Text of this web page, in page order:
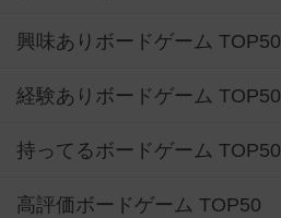
興味ありボードゲーム TOP50
経験ありボードゲーム TOP50
持ってるボードゲーム TOP50
高評価ボードゲーム TOP50